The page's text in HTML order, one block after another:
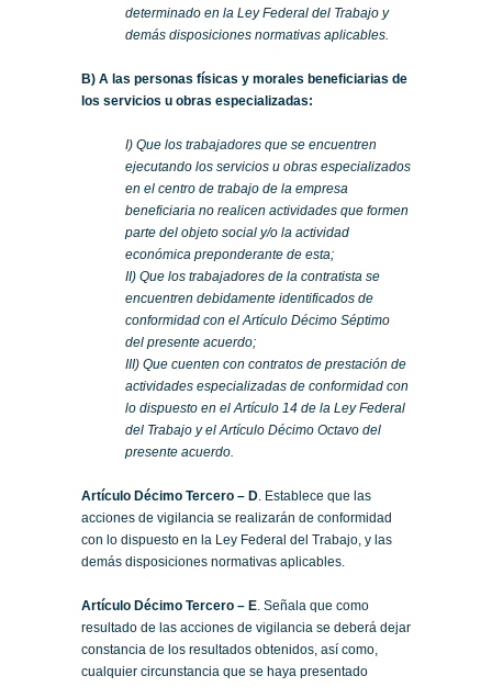
determinado en la Ley Federal del Trabajo y
demás disposiciones normativas aplicables.
B) A las personas físicas y morales beneficiarias de
los servicios u obras especializadas:
I) Que los trabajadores que se encuentren
ejecutando los servicios u obras especializados
en el centro de trabajo de la empresa
beneficiaria no realicen actividades que formen
parte del objeto social y/o la actividad
económica preponderante de esta;
II) Que los trabajadores de la contratista se
encuentren debidamente identificados de
conformidad con el Artículo Décimo Séptimo
del presente acuerdo;
III) Que cuenten con contratos de prestación de
actividades especializadas de conformidad con
lo dispuesto en el Artículo 14 de la Ley Federal
del Trabajo y el Artículo Décimo Octavo del
presente acuerdo.
Artículo Décimo Tercero – D . Establece que las
acciones de vigilancia se realizarán de conformidad
con lo dispuesto en la Ley Federal del Trabajo, y las
demás disposiciones normativas aplicables.
Artículo Décimo Tercero – E . Señala que como
resultado de las acciones de vigilancia se deberá dejar
constancia de los resultados obtenidos, así como,
cualquier circunstancia que se haya presentado